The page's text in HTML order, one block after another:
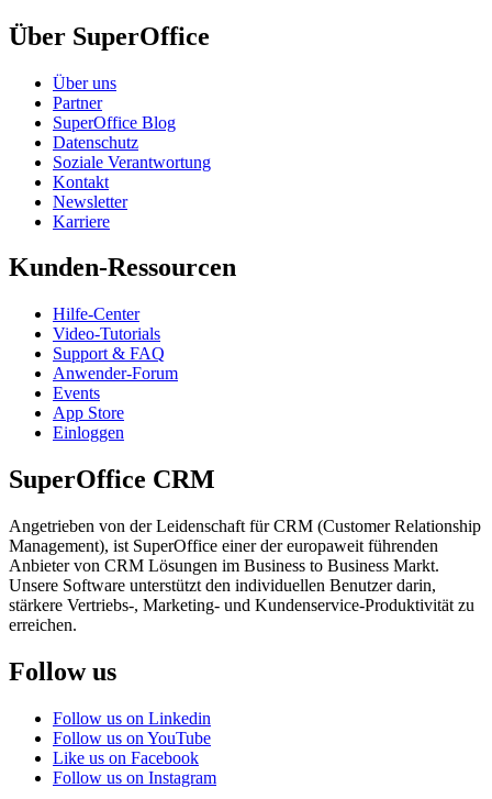
Über SuperOffice
Über uns
Partner
SuperOffice Blog
Datenschutz
Soziale Verantwortung
Kontakt
Newsletter
Karriere
Kunden-Ressourcen
Hilfe-Center
Video-Tutorials
Support & FAQ
Anwender-Forum
Events
App Store
Einloggen
SuperOffice CRM
Angetrieben von der Leidenschaft für CRM (Customer Relationship
Management), ist SuperOffice einer der europaweit führenden
Anbieter von CRM Lösungen im Business to Business Markt.
Unsere Software unterstützt den individuellen Benutzer darin,
stärkere Vertriebs-, Marketing- und Kundenservice-Produktivität zu
erreichen.
Follow us
Follow us on Linkedin
Follow us on YouTube
Like us on Facebook
Follow us on Instagram